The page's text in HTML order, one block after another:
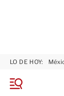
M
LO DE HOY: